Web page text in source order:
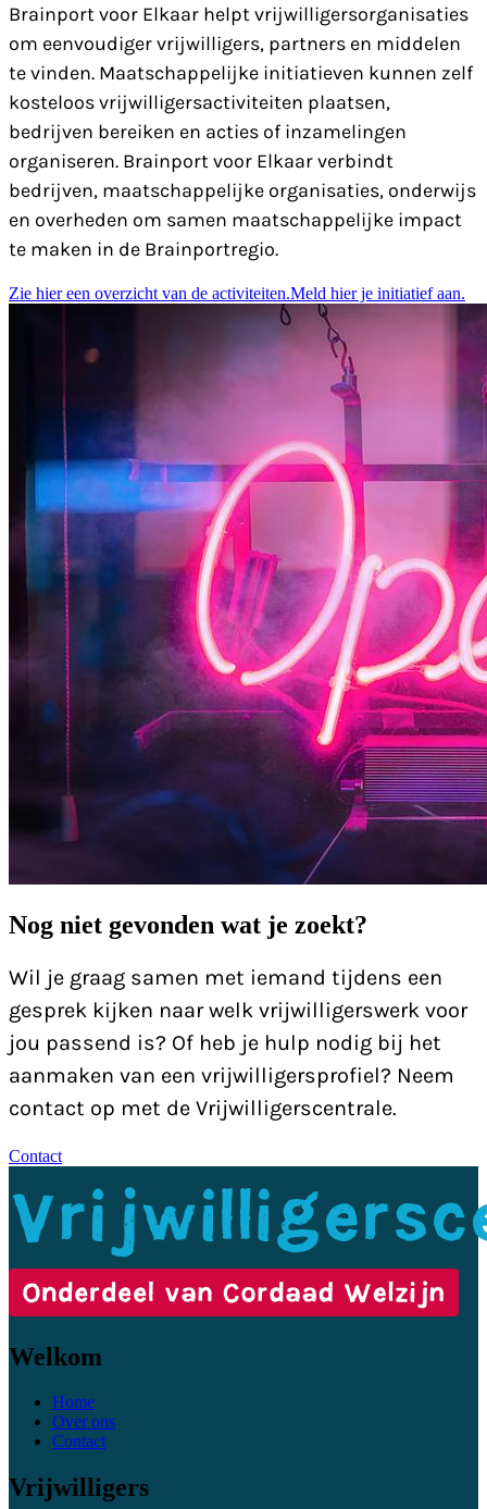
Brainport voor Elkaar helpt vrijwilligersorganisaties
om eenvoudiger vrijwilligers, partners en middelen
te vinden. Maatschappelijke initiatieven kunnen zelf
kosteloos vrijwilligersactiviteiten plaatsen,
bedrijven bereiken en acties of inzamelingen
organiseren. Brainport voor Elkaar verbindt
bedrijven, maatschappelijke organisaties, onderwijs
en overheden om samen maatschappelijke impact
te maken in de Brainportregio.
Zie hier een overzicht van de activiteiten.Meld hier je initiatief aan.
Nog niet gevonden wat je zoekt?
Wil je graag samen met iemand tijdens een
gesprek kijken naar welk vrijwilligerswerk voor
jou passend is? Of heb je hulp nodig bij het
aanmaken van een vrijwilligersprofiel? Neem
contact op met de Vrijwilligerscentrale.
Contact
Welkom
Home
Over ons
Contact
Vrijwilligers